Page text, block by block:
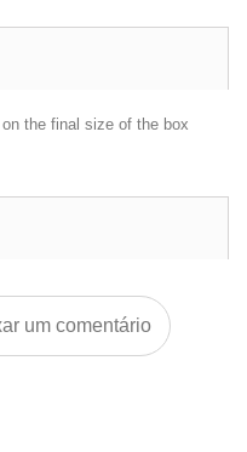
the final size of the box
um comentário